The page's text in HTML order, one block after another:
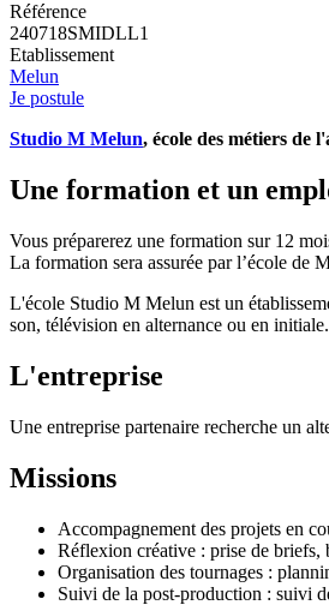
Référence
240718SMIDLL1
Etablissement
Melun
Je postule
Studio M Melun, école des métiers de
Une formation et un
Vous préparerez une formation sur 12
La formation sera assurée par l’école de
L'école Studio M Melun est un
son, télévision en alternance ou en
L'entreprise
Une entreprise partenaire recherche un
Missions
Accompagnement des projets en
Réflexion créative : prise de briefs,
Organisation des tournages :
Suivi de la post-production : suivi